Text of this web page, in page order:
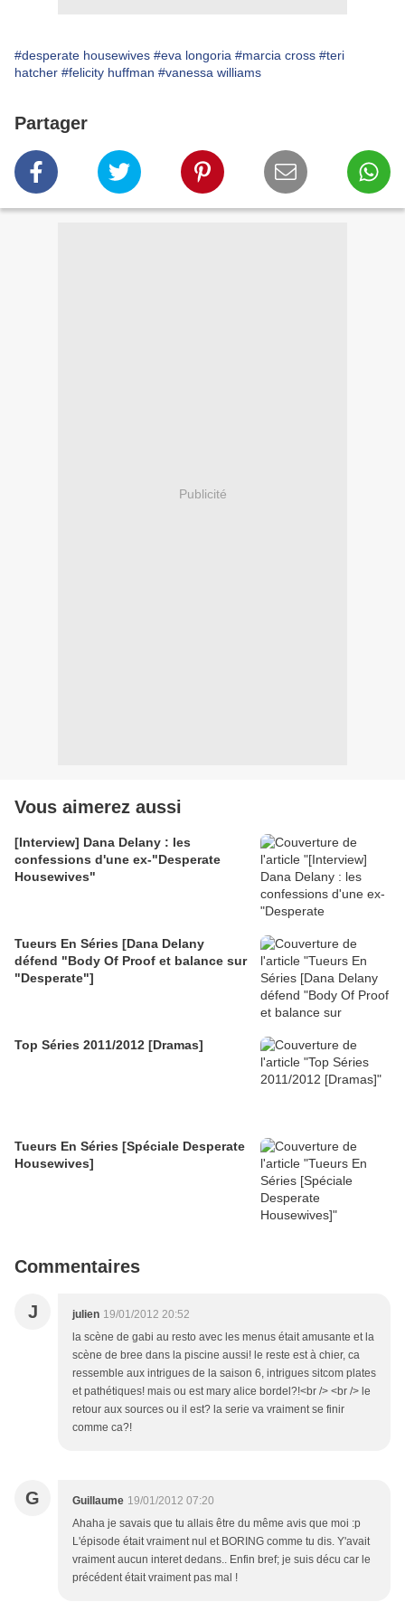
#desperate housewives #eva longoria #marcia cross #teri
hatcher #felicity huffman #vanessa williams
Partager
Publicité
Vous aimerez aussi
[Interview] Dana Delany : les
confessions d'une ex-"Desperate
Housewives"
Tueurs En Séries [Dana Delany
défend "Body Of Proof et balance sur
"Desperate"]
Top Séries 2011/2012 [Dramas]
Tueurs En Séries [Spéciale Desperate
Housewives]
Commentaires
J julien 19/01/2012 20:52
la scène de gabi au resto avec les menus était amusante et la
scène de bree dans la piscine aussi! le reste est à chier, ca
ressemble aux intrigues de la saison 6, intrigues sitcom plates
et pathétiques! mais ou est mary alice bordel?!<br /> <br /> le
retour aux sources ou il est? la serie va vraiment se finir
comme ca?!
G Guillaume 19/01/2012 07:20
Ahaha je savais que tu allais être du même avis que moi :p
L'épisode était vraiment nul et BORING comme tu dis. Y'avait
vraiment aucun interet dedans.. Enfin bref; je suis décu car le
précédent était vraiment pas mal !